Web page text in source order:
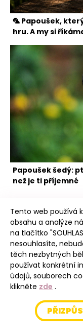
🦜 Papoušek,
hru. A my si
Papoušek šedý:
než je ti příjemné
Intro
Úvod
Tento web používá
obsahu a analýze
na tlačítko
nesouhlasíte,
těch nezbytných
používat konkrétní
údajů, souborech
klikněte zde .